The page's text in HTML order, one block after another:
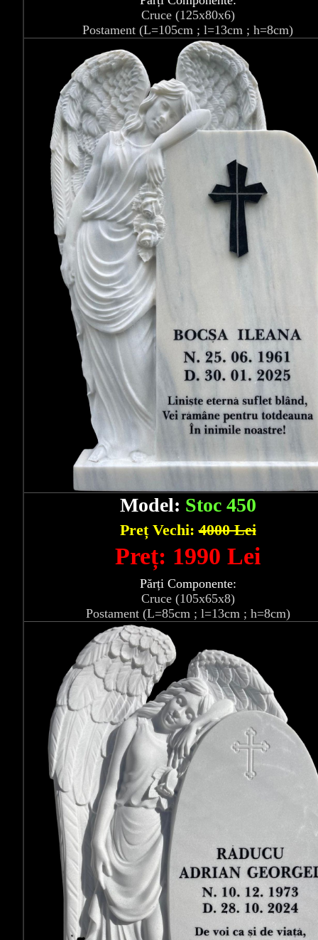
Cruce (125x80x6)
Postament (L=105cm ; l=13cm ; h=8cm)
Model: Stoc 450
Preț Vechi:4000 Lei
Preț: 1990 Lei
Părți Componente:
Cruce (105x65x8)
Postament (L=85cm ; l=13cm ; h=8cm)